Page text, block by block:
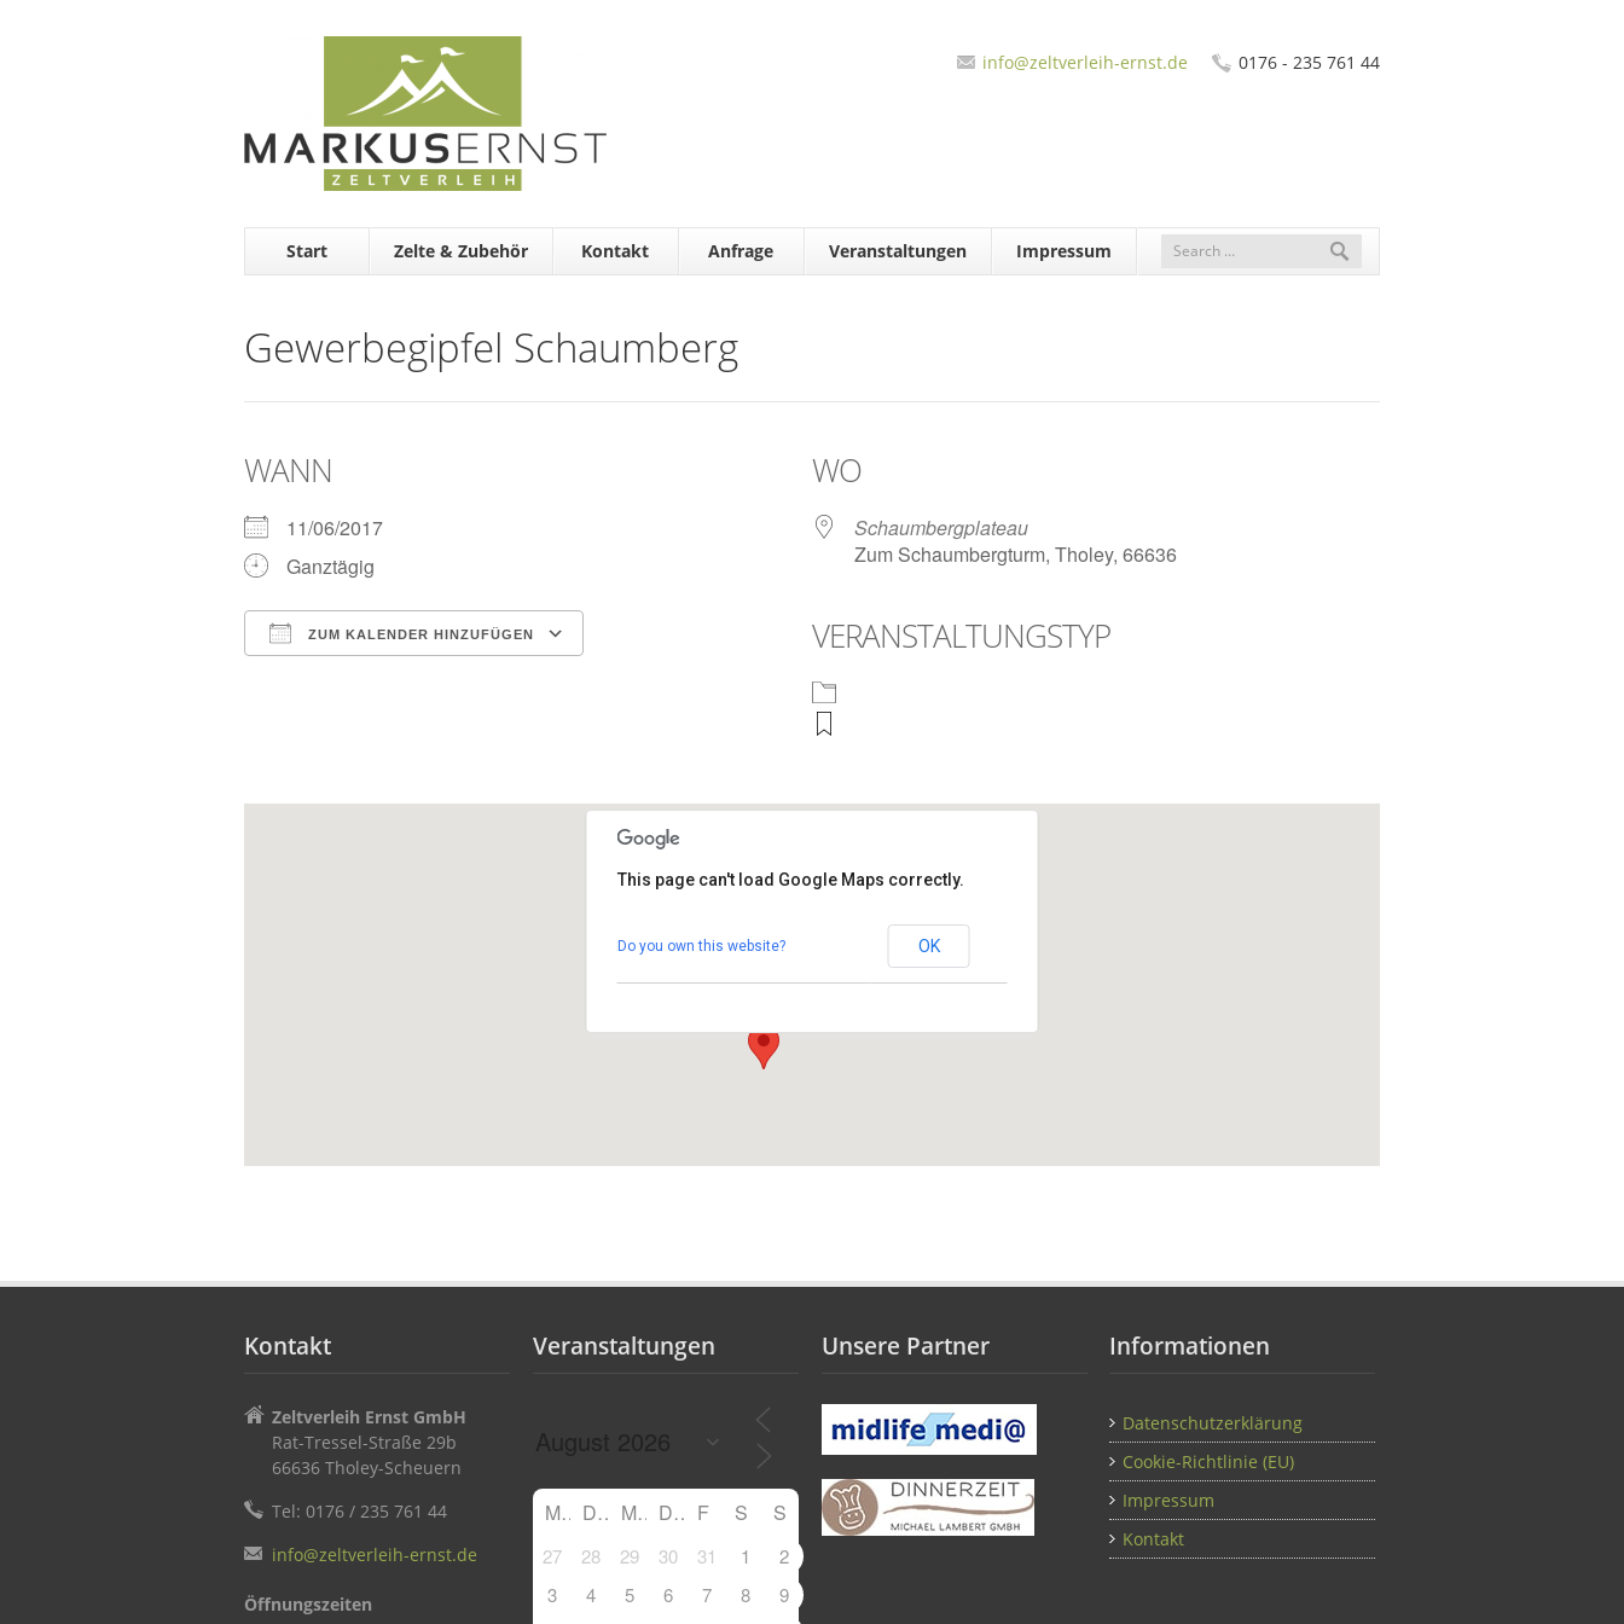
0176 - 235 761 44
info@zeltverleih-ernst.de
Start Zelte & Zubehör Kontakt Anfrage Veranstaltungen Impressum
Gewerbegipfel Schaumberg
WANN
11/06/2017
Ganztägig
ZUM KALENDER HINZUFÜGEN
WO
Schaumbergplateau
Zum Schaumbergturm, Tholey, 66636
VERANSTALTUNGSTYP
Schaumbergplateau
Veranstaltungen
This page can't load Google Maps correctly.
Do you own this website? OK
Kontakt
Zeltverleih Ernst GmbH
Rat-Tressel-Straße 29b
66636 Tholey-Scheuern
Tel: 0176 / 235 761 44
info@zeltverleih-ernst.de
Öffnungszeiten
Veranstaltungen
M D M D F S S
27 28 29 30 31 1
2
3
4 5 6 7 8
9
Unsere Partner Informationen
Datenschutzerklärung
Cookie-Richtlinie (EU)
Impressum
Kontakt